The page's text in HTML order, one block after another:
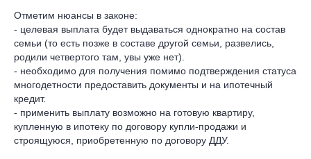
Отметим нюансы в законе:
- целевая выплата будет выдаваться однократно на состав
семьи (то есть позже в составе другой семьи, развелись,
родили четвертого там, увы уже нет).
- необходимо для получения помимо подтверждения статуса
многодетности предоставить документы и на ипотечный
кредит.
- применить выплату возможно на готовую квартиру,
купленную в ипотеку по договору купли-продажи и
строящуюся, приобретенную по договору ДДУ.